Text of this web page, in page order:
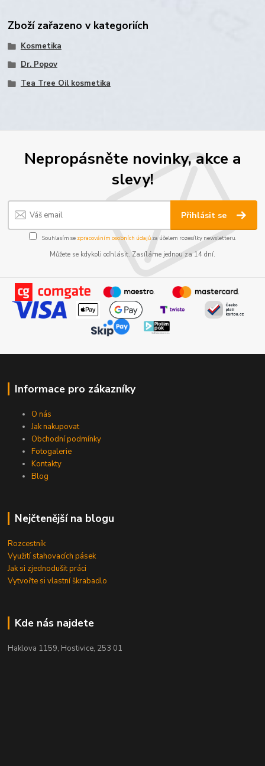
Zboží zařazeno v kategoriích
Kosmetika
Dr. Popov
Tea Tree Oil kosmetika
Nepropásněte novinky, akce a
slevy!
Přihlásit se
Souhlasím se zpracováním osobních údajůza účelem rozesílky newsletteru.
Můžete se kdykoli odhlásit. Zasíláme jednou za 14 dní.
Informace pro zákazníky
O nás
Jak nakupovat
Obchodní podmínky
Fotogalerie
Kontakty
Blog
Nejčtenější na blogu
Rozcestník
Využití stahovacích pásek
Jak si zjednodušit práci
Vytvořte si vlastní škrabadlo
Kde nás najdete
Haklova 1159, Hostivice, 253 01